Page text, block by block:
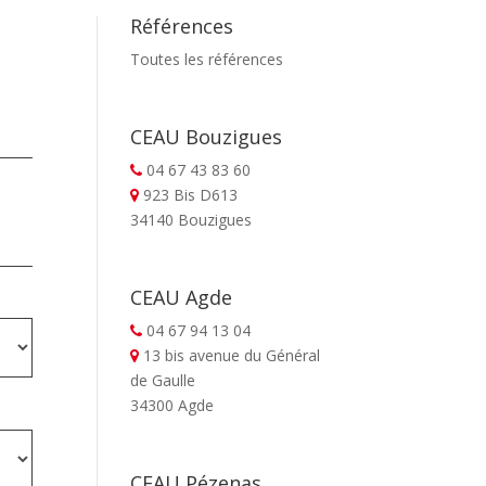
Références
Toutes les références
CEAU Bouzigues
04 67 43 83 60
923 Bis D613
34140 Bouzigues
CEAU Agde
04 67 94 13 04
13 bis avenue du Général
de Gaulle
34300 Agde